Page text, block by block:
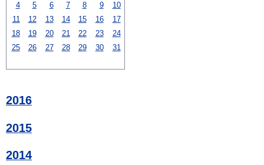
4
5 6 7 8 9
10
11
12 13 14 15 16
17
18
19 20 21 22 23
24
25
26 27 28 29 30 31
2016
2015
2014